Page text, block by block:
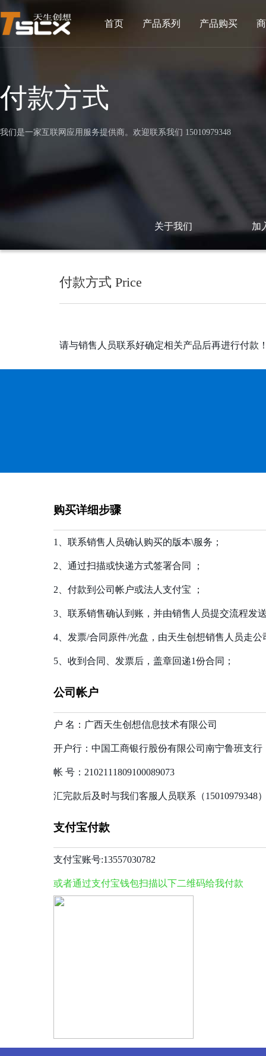
首页 产品系列 产品购买
付款方式
我们是一家互联网应用服务提供商。欢迎联系我们 15010979348
关于我们 加
付款方式 Price
请与销售人员联系好确定相关产品后再进行付款
购买详细步骤
1、联系销售人员确认购买的版本\服务；
2、通过扫描或快递方式签署合同 ；
2、付款到公司帐户或法人支付宝 ；
3、联系销售确认到账，并由销售人员提交流程发
4、发票/合同原件/光盘，由天生创想销售人员走
5、收到合同、发票后，盖章回递1份合同；
公司帐户
户 名：广西天生创想信息技术有限公司
开户行：中国工商银行股份有限公司南宁鲁班支行
帐 号：2102111809100089073
汇完款后及时与我们客服人员联系（15010979348
支付宝付款
支付宝账号:13557030782
或者通过支付宝钱包扫描以下二维码给我付款